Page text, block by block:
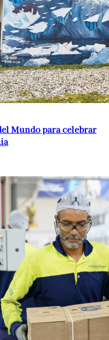
Mundo para celebrar